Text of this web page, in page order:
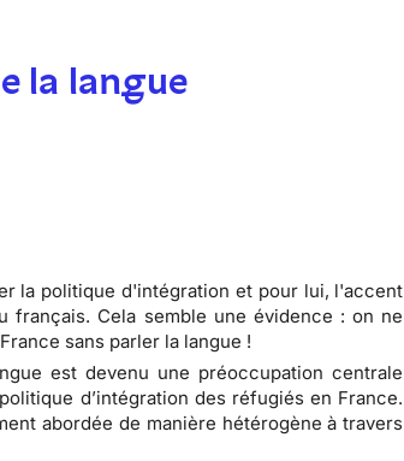
la langue
la politique d'intégration et pour lui, l'accent
français. Cela semble une évidence : on ne
sans parler la langue !
est devenu une préoccupation centrale
d’intégration des réfugiés en France.
abordée de manière hétérogène à travers